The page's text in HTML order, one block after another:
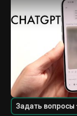
Задать вопросы